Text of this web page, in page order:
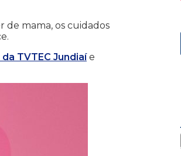
de mama, os cuidados
TVTEC Jundiaíe